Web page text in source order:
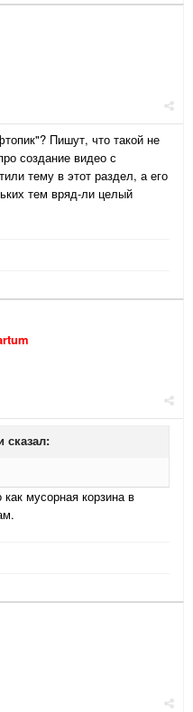
Пишут, что такой не
создание видео с
тему в этот раздел, а его
тем вряд-ли целый
сказал:
мусорная корзина в